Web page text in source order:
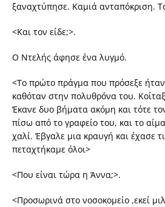
ξαναχτύπησε. Καμιά ανταπόκριση.
<Και τον είδε;>.
Ο Ντελής άφησε ένα λυγμό.
<Το πρώτο πράγμα που πρόσεξε ήταν
καθόταν στην πολυθρόνα του.
Έκανε δυο βήματα ακόμη και τότε
πίσω από το γραφείο του, και το
χαλί. Έβγαλε μια κραυγή και έχασε
πεταχτήκαμε όλοι>
<Που είναι τώρα η Άννα;>.
<Προσωρινά στο νοσοκομείο ,εκεί